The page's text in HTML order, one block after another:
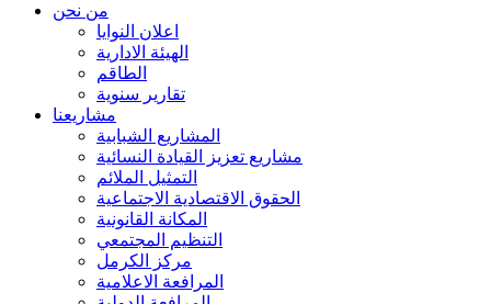
من نحن
اعلان النوايا
الهيئة الادارية
الطاقم
تقارير سنوية
مشاريعنا
المشاريع الشبابية
مشاريع تعزيز القيادة النسائية
التمثيل الملائم
الحقوق الاقتصادية الاجتماعية
المكانة القانونية
التنظيم المجتمعي
مركز الكرمل
المرافعة الاعلامية